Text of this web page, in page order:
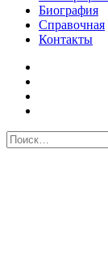
Биография
Справочная
Контакты
Найти: